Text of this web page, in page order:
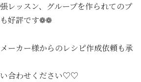
レッスン、グループを作られてのプ
も好評です❁❁
ーカー様からのレシピ作成依頼も承
い合わせください♡♡